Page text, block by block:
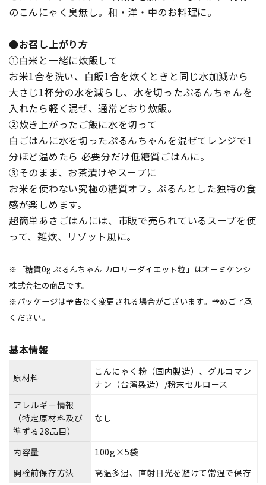
のこんにゃく臭無し。和・洋・中のお料理に。
●お召し上がり方
①白米と一緒に炊飯して
お米1合を洗い、白飯1合を炊くときと同じ水加減から
大さじ1杯分の水を減らし、水を切ったぷるんちゃんを
入れたら軽く混ぜ、通常どおり炊飯。
②炊き上がったご飯に水を切って
白ごはんに水を切ったぷるんちゃんを混ぜてレンジで1
分ほど温めたら 必要分だけ低糖質ごはんに。
③そのまま、お茶漬けやスープに
お米を使わない究極の糖質オフ。ぷるんとした独特の食
感が楽しめます。
超簡単あさごはんには、市販で売られているスープを使
って、雑炊、リゾット風に。
※「糖質0g ぷるんちゃん カロリーダイエット粒」はオーミケンシ
株式会社の商品です。
※パッケージは予告なく変更される場合がございます。予めご了承
ください。
基本情報
原材料
こんにゃく粉（国内製造）、グルコマン
ナン（台湾製造）/粉末セルロース
アレルギー情報
（特定原材料及び
準ずる28品目）
なし
内容量
100g×5袋
開栓前保存方法
高温多湿、直射日光を避けて常温で保存